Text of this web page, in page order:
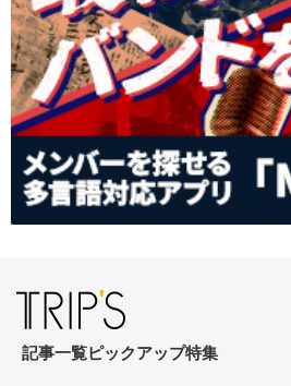
記事一覧ピックアップ特集